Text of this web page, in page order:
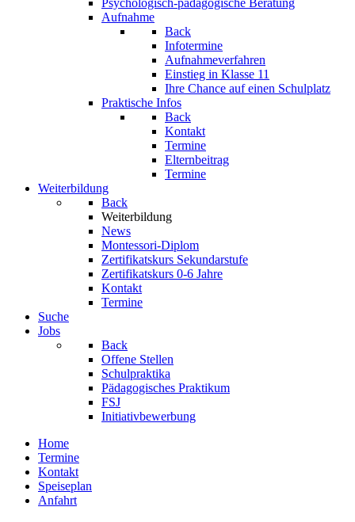
Psychologisch-pädagogische Beratung
Aufnahme
Back
Infotermine
Aufnahmeverfahren
Einstieg in Klasse 11
Ihre Chance auf einen Schulplatz
Praktische Infos
Back
Kontakt
Termine
Elternbeitrag
Termine
Weiterbildung
Back
Weiterbildung
News
Montessori-Diplom
Zertifikatskurs Sekundarstufe
Zertifikatskurs 0-6 Jahre
Kontakt
Termine
Suche
Jobs
Back
Offene Stellen
Schulpraktika
Pädagogisches Praktikum
FSJ
Initiativbewerbung
Home
Termine
Kontakt
Speiseplan
Anfahrt